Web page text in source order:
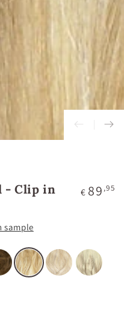
- Clip in
Normale
€ 89 ,95
sample